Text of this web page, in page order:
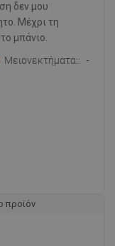
δεν μου
Μέχρι τη
μπάνιο.
Μειονεκτήματα: -
προϊόν